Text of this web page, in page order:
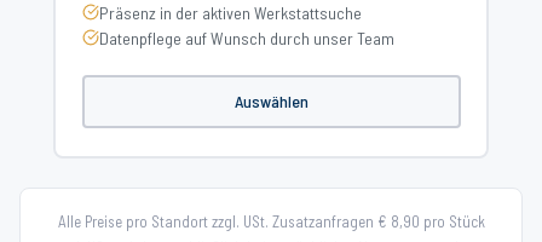
Präsenz in der aktiven Werkstattsuche
Datenpflege auf Wunsch durch unser Team
Auswählen
Alle Preise pro Standort zzgl. USt. Zusatzanfragen € 8,90 pro Stück